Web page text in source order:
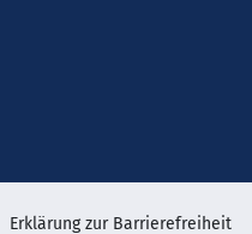
Erklärung zur Barrierefreiheit